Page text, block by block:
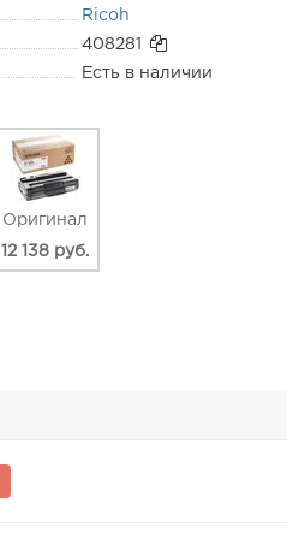
Ricoh
408281
Есть в наличии
Оригинал
12 138 руб.